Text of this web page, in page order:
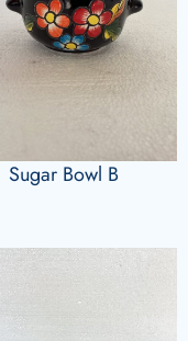
Sugar Bowl B